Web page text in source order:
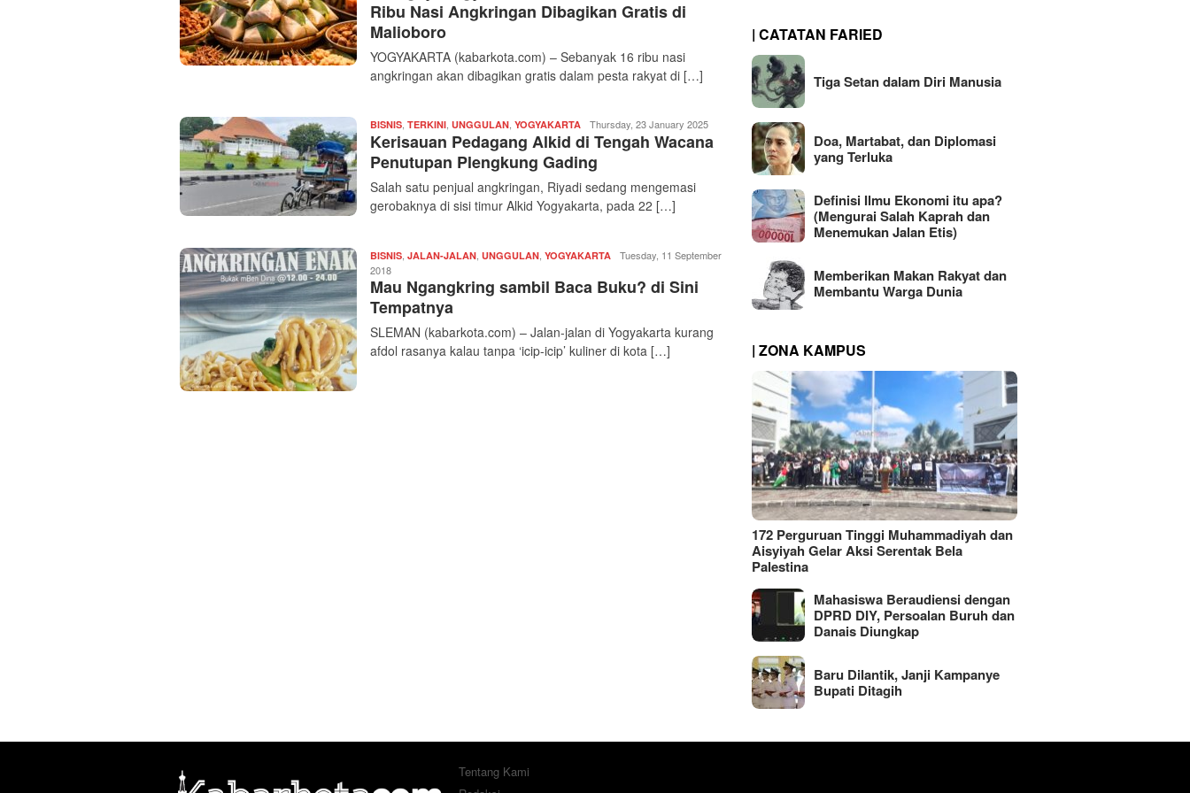
Ribu Nasi Angkringan Dibagikan Gratis di
Malioboro
YOGYAKARTA (kabarkota.com) – Sebanyak 16 ribu nasi
angkringan akan dibagikan gratis dalam pesta rakyat di […]
BISNIS TERKINI UNGGULAN YOGYAKARTA Redaksi
|
kabarkota
Thursday, 23 January 2025
Kerisauan Pedagang Alkid di Tengah Wacana
Penutupan Plengkung Gading
Salah satu penjual angkringan, Riyadi sedang mengemasi
gerobaknya di sisi timur Alkid Yogyakarta, pada 22 […]
BISNIS JALAN-JALAN UNGGULAN YOGYAKARTA Redaksi
kabarkota
Tuesday, 11 September
2018
Mau Ngangkring sambil Baca Buku? di Sini
Tempatnya
SLEMAN (kabarkota.com) – Jalan-jalan di Yogyakarta kurang
afdol rasanya kalau tanpa ‘icip-icip’ kuliner di kota […]
| CATATAN FARIED
Tiga Setan dalam Diri Manusia
Doa, Martabat, dan Diplomasi
yang Terluka
Definisi Ilmu Ekonomi itu apa?
(Mengurai Salah Kaprah dan
Menemukan Jalan Etis)
Memberikan Makan Rakyat dan
Membantu Warga Dunia
| ZONA KAMPUS
172 Perguruan Tinggi Muhammadiyah dan
Aisyiyah Gelar Aksi Serentak Bela
Palestina
Mahasiswa Beraudiensi dengan
DPRD DIY, Persoalan Buruh dan
Danais Diungkap
Baru Dilantik, Janji Kampanye
Bupati Ditagih
Tentang Kami